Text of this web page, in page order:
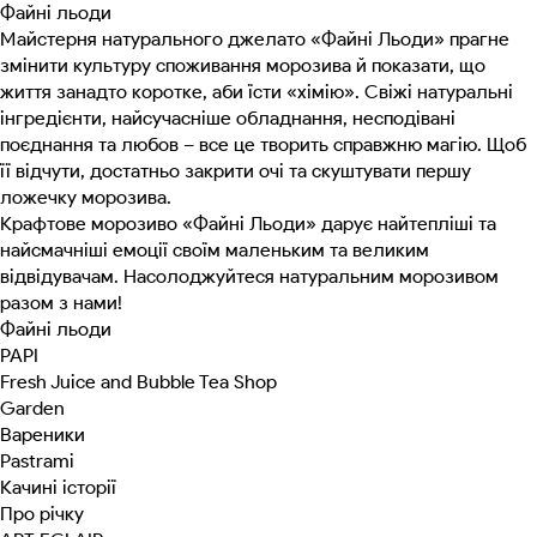
Файні льоди
Майстерня натурального джелато «Файні Льоди» прагне
змінити культуру споживання морозива й показати, що
життя занадто коротке, аби їсти «хімію». Свіжі натуральні
інгредієнти, найсучасніше обладнання, несподівані
поєднання та любов – все це творить справжню магію. Щоб
її відчути, достатньо закрити очі та скуштувати першу
ложечку морозива.
Крафтове морозиво «Файні Льоди» дарує найтепліші та
найсмачніші емоції своїм маленьким та великим
відвідувачам. Насолоджуйтеся натуральним морозивом
разом з нами!
Файні льоди
PAPI
Fresh Juice and Bubble Tea Shop
Garden
Вареники
Pastrami
Качині історії
Про річку